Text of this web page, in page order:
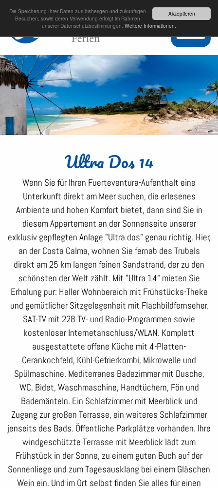
Akzeptieren
Die Speicherung Ihrer Daten aus bisherigen und zukünftigen
Besuchen, sowie deren Verwendung erfolgt im Rahmen
unserer Datenschutzbestimmungen. Weitere Informationen.
Ultra Dos 14
Wenn Sie für Ihren Fuerteventura-Aufenthalt eine
Unterkunft direkt am Meer suchen, die erlesenes
Ambiente und hohen Komfort bietet, dann sind Sie in
diesem Appartement an der Sonnenseite unserer
exklusiv gepflegten Anlage "Ultra dos" genau richtig. Hier,
an der Costa Calma, wohnen Sie fernab des Trubels
direkt am 25 km langen feinen Sandstrand, der zu den
schönsten der Welt zählt. Mit "Ultra 14" mieten Sie
Erholung pur: Heller Wohnbereich mit Frühstücks-Theke
und gemütlicher Sitzgelegenheit mit Flachbildfernseher,
SAT-TV mit 228 TV- und Radio-Programmen sowie
kostenloser Internetanschluss/WLAN. Komplett
ausgestattete offene Küche mit 4-Platten-
Cerankochfeld, Kühl-Gefrierkombi, Mikrowelle und
Spülmaschine. Mediterranes Badezimmer mit Dusche,
WC, Bidet, Waschmaschine, Handtüchern, Fön und
Bademänteln. Ein Schlafzimmer mit Meerblick und
Zugang zur großen Terrasse, ein weiteres Schlafzimmer
jenseits des Bads. Öffentliche Parkplätze vorhanden. Ihre
windgeschützte Terrasse mit Meerblick lädt zum
Frühstück in der Sonne, zu einem guten Buch auf der
Sonnenliege und zum Tagesausklang bei einem Gläschen
Wein ein. Und im Ort selbst finden Sie alles für einen